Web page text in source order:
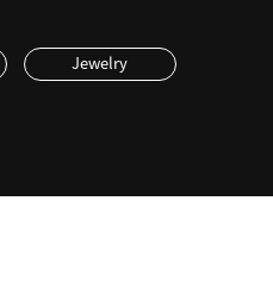
Jewelry